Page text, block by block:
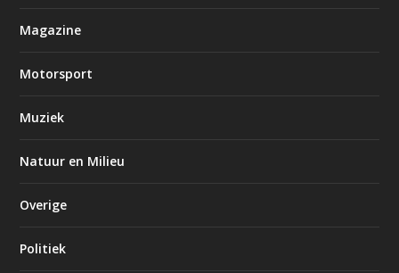
Magazine
Motorsport
Muziek
Natuur en Milieu
Overige
Politiek